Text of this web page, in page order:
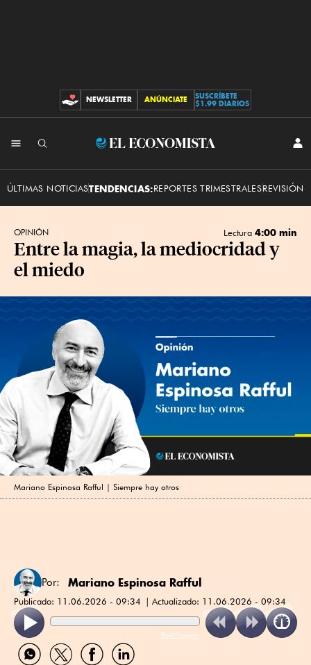
CONTRIBUCIONES
NEWSLETTER ANÚNCIATE
SUSCRÍBETE
$1.99 DIARIOS
El
ÚLTIMAS NOTICIASTENDENCIAS:REPORTES TRIMESTRALESREVISIÓN
OPINIÓN Lectura 4:00 min
Entre la magia, la mediocridad y
el miedo
Mariano Espinosa Rafful | Siempre hay otros
Por: Mariano Espinosa Rafful
Publicado: 11.06.2026 - 09:34 Actualizado: 11.06.2026 - 09:34
ReadSpeaker
Compartir
por
Compartir
por
Compartir
por
Compartir
por